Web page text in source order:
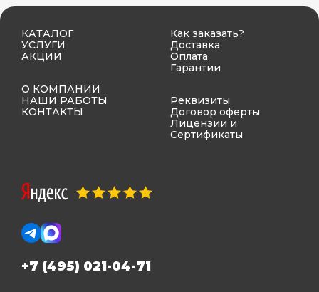
КАТАЛОГ
УСЛУГИ
АКЦИИ
О КОМПАНИИ
НАШИ РАБОТЫ
КОНТАКТЫ
Как заказать?
Доставка
Оплата
Гарантии
Реквизиты
Договор оферты
Лицензии и
Сертификаты
+7 (495) 021-04-71